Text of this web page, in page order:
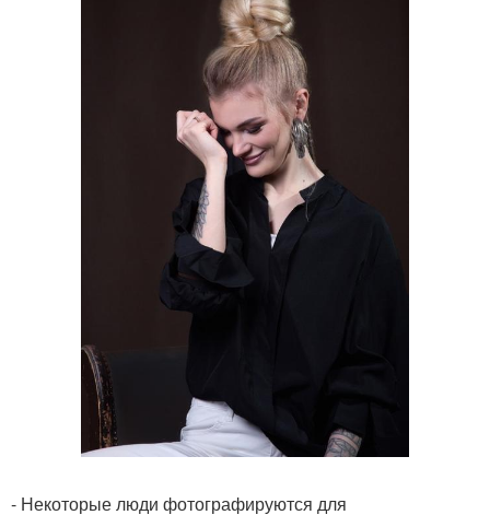
- Некоторые люди фотографируются для